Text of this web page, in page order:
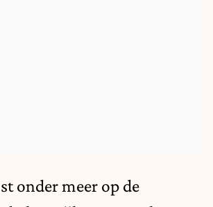
onder meer op de